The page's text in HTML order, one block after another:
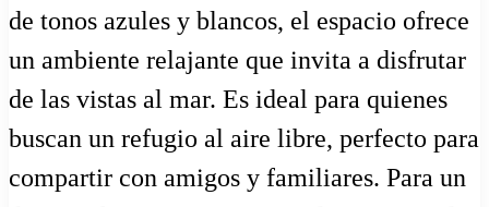
de tonos azules y blancos, el espacio ofrece
un ambiente relajante que invita a disfrutar
de las vistas al mar. Es ideal para quienes
buscan un refugio al aire libre, perfecto para
compartir con amigos y familiares. Para un